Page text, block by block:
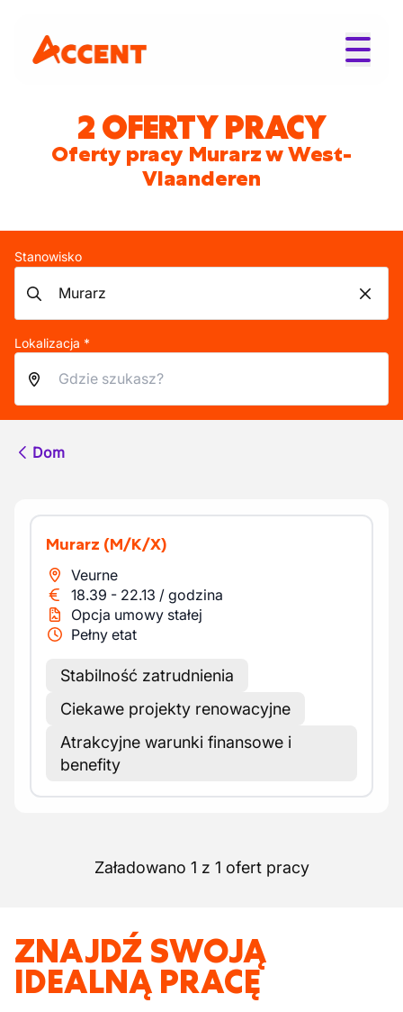
2 OFERTY PRACY
Oferty pracy Murarz w West-
Vlaanderen
Stanowisko
Lokalizacja *
Dom
Murarz (M/K/X)
Veurne
18.39 - 22.13 / godzina
Opcja umowy stałej
Pełny etat
Stabilność zatrudnienia
Ciekawe projekty renowacyjne
Atrakcyjne warunki finansowe i
benefity
Załadowano 1 z 1 ofert pracy
ZNAJDŹ SWOJĄ
IDEALNĄ PRACĘ